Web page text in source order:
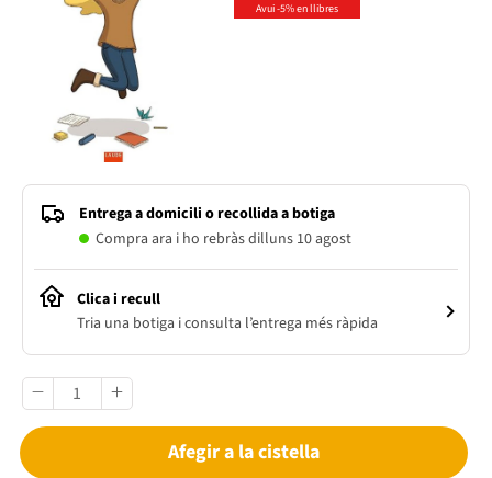
Avui -5% en llibres
Entrega a domicili o recollida a botiga
Compra ara i ho rebràs dilluns 10 agost
Clica i recull
Tria una botiga i consulta l’entrega més ràpida
Afegir a la cistella